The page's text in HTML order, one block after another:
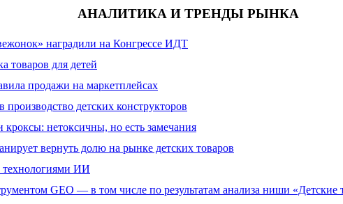
АНАЛИТИКА И ТРЕНДЫ РЫНКА
наградили на Конгрессе ИДТ
товаров для детей
продажи на маркетплейсах
детских конструкторов
кроксы: нетоксичны, но есть замечания
вернуть долю на рынке детских товаров
технологиями ИИ
GEO — в том числе по результатам анализа ниши «Детские